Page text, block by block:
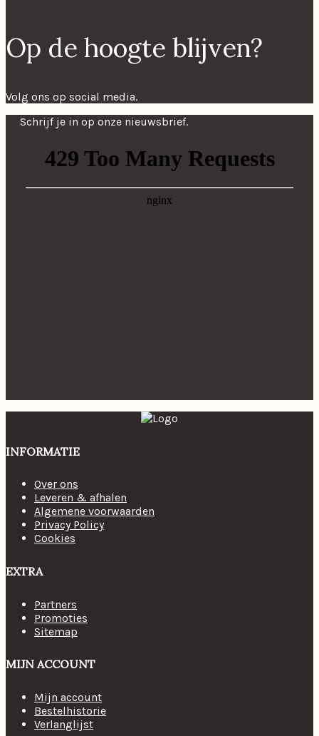
Op de hoogte blijven?
Volg ons op social media.
Schrijf je in op onze nieuwsbrief.
INFORMATIE
Over ons
Leveren & afhalen
Algemene voorwaarden
Privacy Policy
Cookies
EXTRA
Partners
Promoties
Sitemap
MIJN ACCOUNT
Mijn account
Bestelhistorie
Verlanglijst